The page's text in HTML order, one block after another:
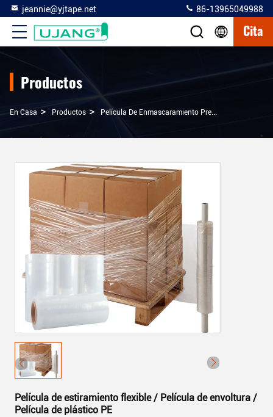
jeannie@yjtape.net 86-13965049988
Cita
Productos
En Casa > Productos > Película De Enmascaramiento Preenreglada
Película de estiramiento flexible / Película de envoltura /
Película de plástico PE